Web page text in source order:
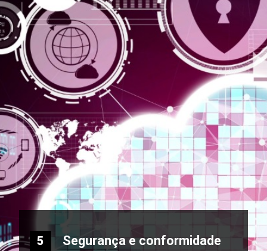
Segurança e conformidade
5